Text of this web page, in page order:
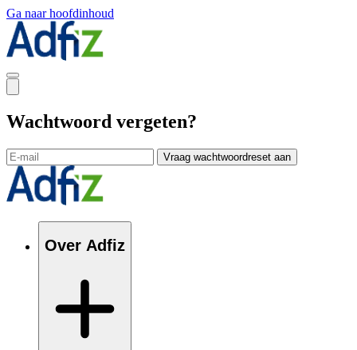
Ga naar hoofdinhoud
Wachtwoord vergeten?
Vraag wachtwoordreset aan
Over Adfiz